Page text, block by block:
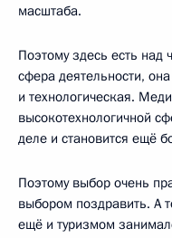
масштаба.
Поэтому здесь есть над
сфера деятельности,
и технологическая.
высокотехнологичной
деле и становится ещё
Поэтому выбор очень
выбором поздравить. А
ещё и туризмом